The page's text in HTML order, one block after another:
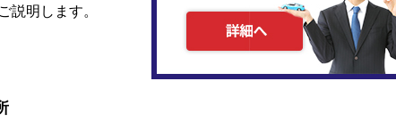
説明します。